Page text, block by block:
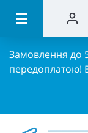
Замовлення до
передоплатою!